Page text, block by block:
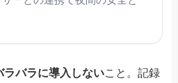
ラバラに導入しないこと。記録